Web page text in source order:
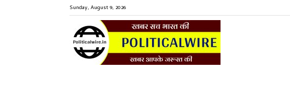
Sunday, August 9, 2026